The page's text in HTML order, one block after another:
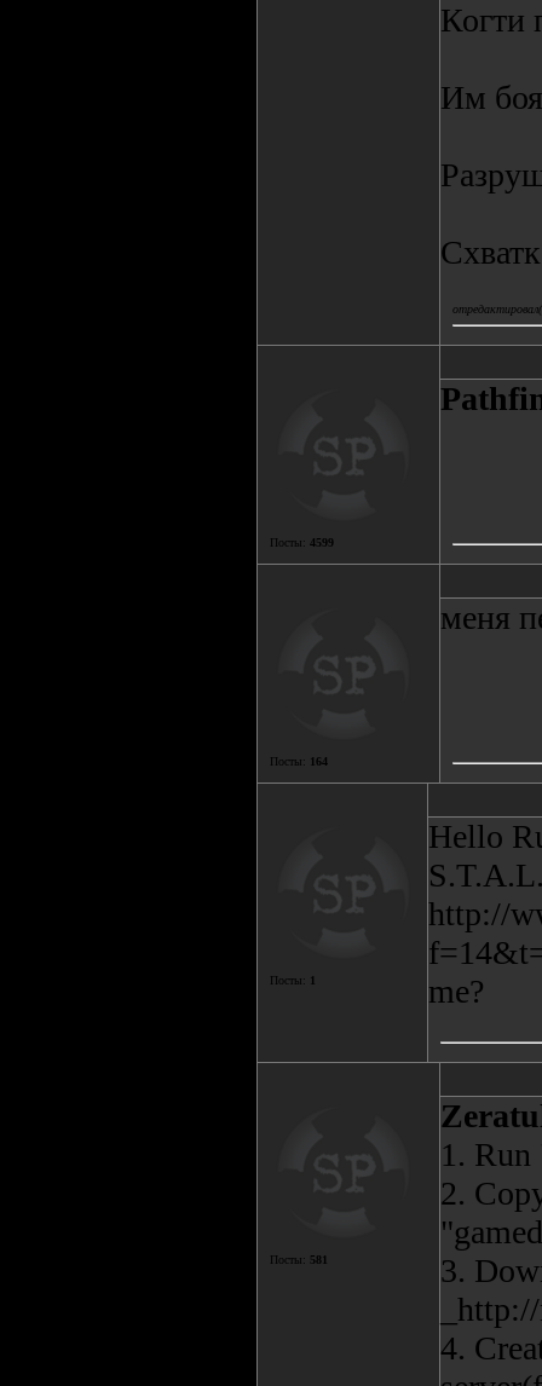
Когти
Им
Посты: 4599
Посты: 164
меня
Посты: 1
Hello
http://
me?
Посты: 581
1.
2.
3.
4.